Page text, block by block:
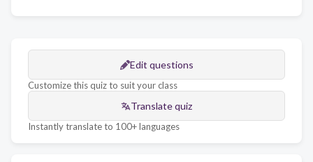
Edit questions
Customize this quiz to suit your class
Translate quiz
Instantly translate to 100+ languages